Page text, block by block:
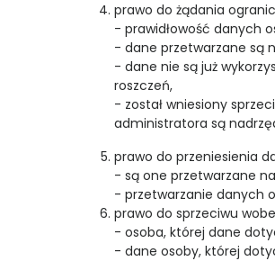
prawo do żądania
- prawidłowość danych
- dane przetwarzane są
- dane nie są już
roszczeń,
- został wniesiony
administratora są
prawo do przeniesienia
- są one przetwarzane
- przetwarzanie danych
prawo do sprzeciwu
- osoba, której dane
- dane osoby, której